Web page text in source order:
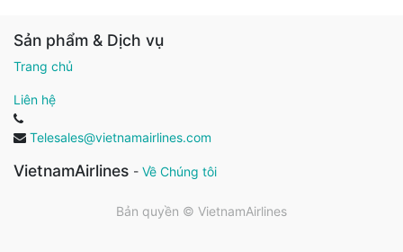
Sản phẩm & Dịch vụ
Trang chủ
Liên hệ
Telesales@vietnamairlines.com
VietnamAirlines - Về Chúng tôi
Bản quyền © VietnamAirlines